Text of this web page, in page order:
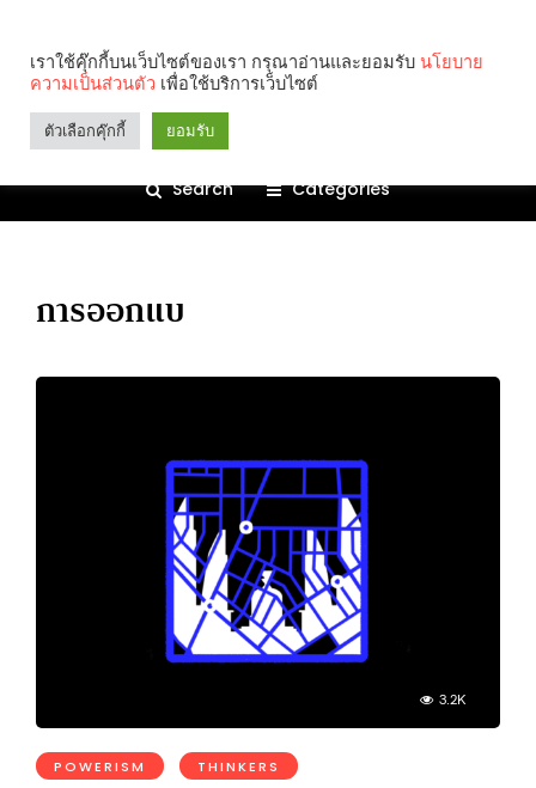
Search Categories
การออกแบ
3.2K
POWERISM THINKERS
เราใช้คุ๊กกี้บนเว็บไซต์ของเรา กรุณาอ่านและยอมรับ นโยบาย
ความเป็นส่วนตัว เพื่อใช้บริการเว็บไซต์
ตัวเลือกคุ๊กกี้ ยอมรับ